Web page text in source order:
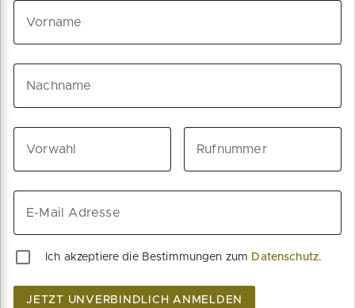
Vorname
Nachname
Vorwahl Rufnummer
E-Mail Adresse
Ich akzeptiere die Bestimmungen zum Datenschutz.
JETZT UNVERBINDLICH ANMELDEN